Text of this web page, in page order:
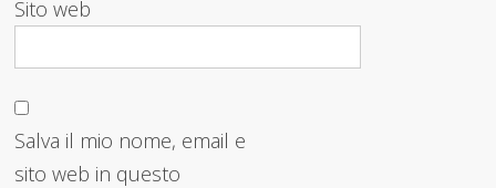
Sito web
Salva il mio nome, email e
sito web in questo